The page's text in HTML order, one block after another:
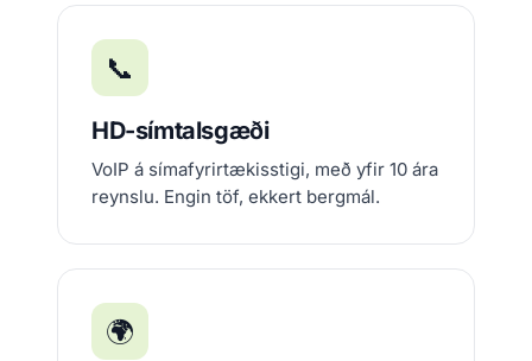
📞
HD-símtalsgæði
VoIP á símafyrirtækisstigi, með yfir 10 ára
reynslu. Engin töf, ekkert bergmál.
🌍